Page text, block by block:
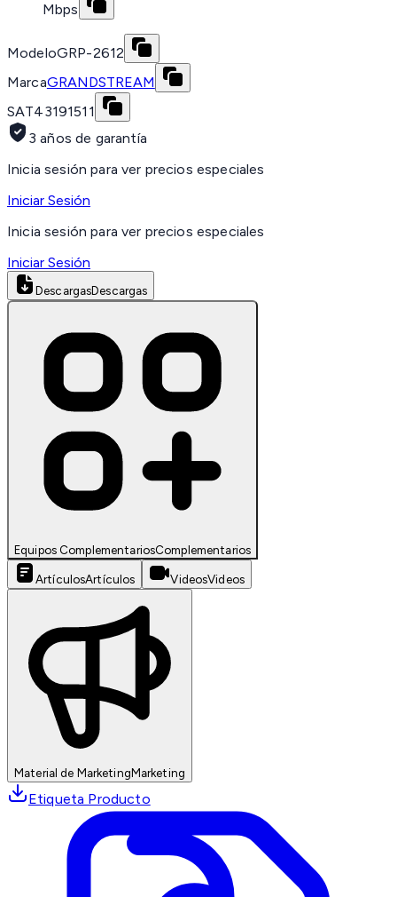
Mbps
ModeloGRP-2612
MarcaGRANDSTREAM
SAT43191511
3 años de garantía
Inicia sesión para ver precios especiales
Iniciar Sesión
Inicia sesión para ver precios especiales
Iniciar Sesión
DescargasDescargas
Equipos ComplementariosComplementarios
ArtículosArtículos VideosVideos
Material de MarketingMarketing
Etiqueta Producto